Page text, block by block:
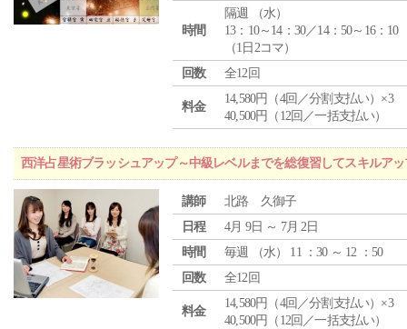
時間
隔週 （水）
13：10～14：30／14：50～16：10
（1日2コマ）
回数
全12回
料金
14,580円（4回／分割支払い）×3
40,500円（12回／一括支払い）
西洋占星術ブラッシュアップ～中級レベルまでを総復習してスキルア
講師
北路 久御子
日程
4月 9日 ～ 7月 2日
時間
毎週 （水） 11 ：30 ～ 12 ：50
回数
全12回
料金
14,580円（4回／分割支払い）×3
40,500円（12回／一括支払い）